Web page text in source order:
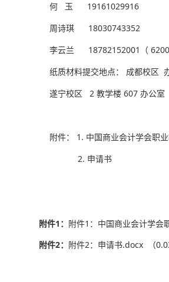
何 玉 19161029916
周诗琪 18030743352
李云兰 18782152001（
纸质材料提交地点： 成都校区
遂宁校区 2 教学楼 607 办公室
附件： 1. 中国商业会计学会职
2. 申请书
附件1： 附件1：中国商业会计学
附件2： 附件2：申请书.docx （